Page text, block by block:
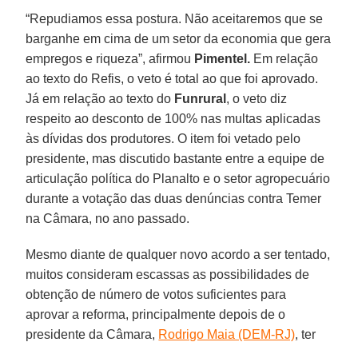
“Repudiamos essa postura. Não aceitaremos que se
barganhe em cima de um setor da economia que gera
empregos e riqueza”, afirmou Pimentel. Em relação
ao texto do Refis, o veto é total ao que foi aprovado.
Já em relação ao texto do Funrural , o veto diz
respeito ao desconto de 100% nas multas aplicadas
às dívidas dos produtores. O item foi vetado pelo
presidente, mas discutido bastante entre a equipe de
articulação política do Planalto e o setor agropecuário
durante a votação das duas denúncias contra Temer
na Câmara, no ano passado.
Mesmo diante de qualquer novo acordo a ser tentado,
muitos consideram escassas as possibilidades de
obtenção de número de votos suficientes para
aprovar a reforma, principalmente depois de o
presidente da Câmara, Rodrigo Maia (DEM-RJ), ter